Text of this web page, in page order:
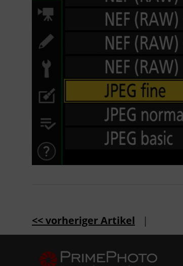
<< vorheriger Artikel |